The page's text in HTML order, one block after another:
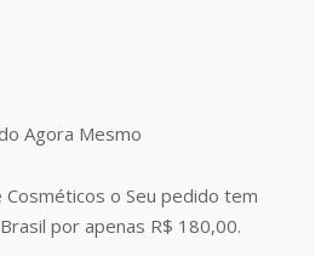
Agora Mesmo
o Seu pedido tem
por apenas R$ 180,00.